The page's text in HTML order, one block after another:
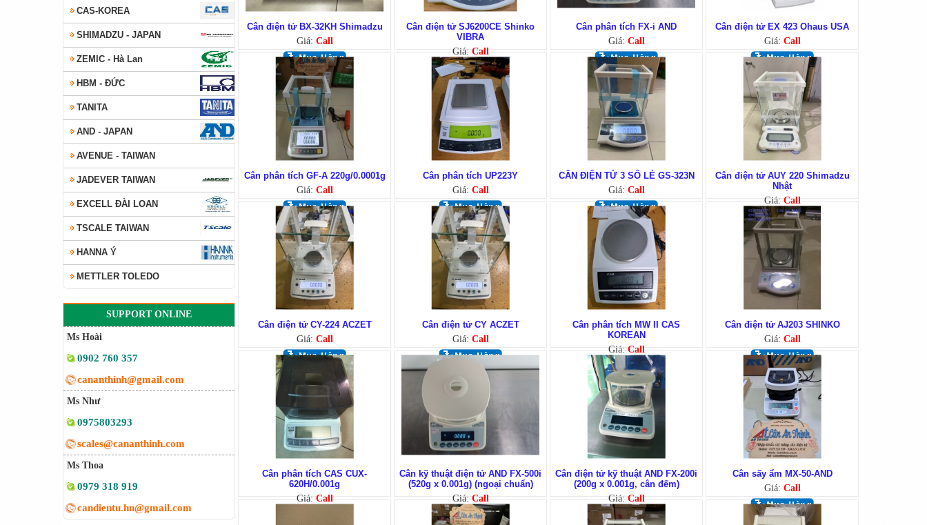
CAS-KOREA
SHIMADZU - JAPAN
ZEMIC - Hà Lan
HBM - ĐỨC
TANITA
AND - JAPAN
AVENUE - TAIWAN
JADEVER TAIWAN
EXCELL ĐÀI LOAN
TSCALE TAIWAN
HANNA Ý
METTLER TOLEDO
SUPPORT ONLINE
Ms Hoài
0902 760 357
cananthinh@gmail.com
Ms Như
0975803293
scales@cananthinh.com
Ms Thoa
0979 318 919
candientu.hn@gmail.com
Cân điện tử BX-32KH Shimadzu
Giá: Call
Cân điện tử SJ6200CE Shinko
VIBRA
Giá: Call
Cân phân tích FX-i AND
Giá: Call
Cân điện tử EX 423 Ohaus USA
Giá: Call
Cân phân tích GF-A 220g/0.0001g
Giá: Call
Cân phân tích UP223Y
Giá: Call
CÂN ĐIỆN TỬ 3 SỐ LẺ GS-323N
Giá: Call
Cân điện tử AUY 220 Shimadzu
Nhật
Giá: Call
Cân điện tử CY-224 ACZET
Giá: Call
Cân điện tử CY ACZET
Giá: Call
Cân phân tích MW II CAS
KOREAN
Giá: Call
Cân điện tử AJ203 SHINKO
Giá: Call
Cân phân tích CAS CUX-
620H/0.001g
Giá: Call
Cân kỹ thuật điện tử AND FX-500i
(520g x 0.001g) (ngoại chuẩn)
Giá: Call
Cân điện tử kỹ thuật AND FX-200i
(200g x 0.001g, cân đếm)
Giá: Call
Cân sấy ẩm MX-50-AND
Giá: Call